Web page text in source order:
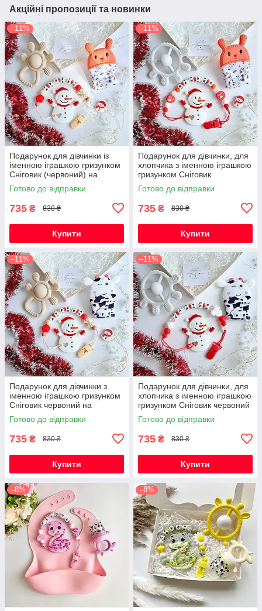
Акційні пропозиції та новинки
–11%
Подарунок для дівчинки із
іменною іграшкою гризунком
Сніговик (червоний) на
Новорічні свята
Готово до відправки
735 ₴ 830 ₴
Купити
–11%
Подарунок для дівчинки, для
хлопчика з іменною іграшкою
гризунком Сніговик
(червоний) на Новорічні
свята
Готово до відправки
735 ₴ 830 ₴
Купити
–11%
Подарунок для дівчинки з
іменною іграшкою гризунком
Сніговик червоний на
Новорічні свята
Готово до відправки
735 ₴ 830 ₴
Купити
–11%
Подарунок для дівчинки, для
хлопчика з іменною іграшкою
гризунком Сніговик червоний
на Новорічні свята
Готово до відправки
735 ₴ 830 ₴
Купити
–8% –8%